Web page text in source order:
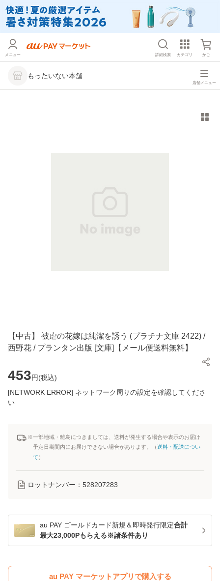
メニュー 詳細検索 カテゴリ かご
もったいない本舗
店舗メニュー
【中古】 被虐の花嫁は純潔を誘う (プラチナ文庫 2422) /
西野花 / プランタン出版 [文庫]【メール便送料無料】
453円(税込)
[NETWORK ERROR] ネットワーク周りの設定を確認してくださ
い
※一部地域・離島につきましては、送料が発生する場合や表示のお届け
予定日期間内にお届けできない場合があります。（送料・配送につい
て ）
ロットナンバー： 528207283
au PAY ゴールドカード新規＆即時発行限定合計
最大23,000Pもらえる※諸条件あり
au PAY マーケットアプリで購入する